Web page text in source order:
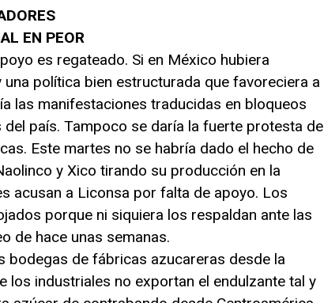
EN PEOR
es regateado. Si en México hubiera
política bien estructurada que favoreciera a
las manifestaciones traducidas en bloqueos
país. Tampoco se daría la fuerte protesta de
Este martes no se habría dado el hecho de
y Xico tirando su producción en la
acusan a Liconsa por falta de apoyo. Los
porque ni siquiera los respaldan ante las
de hace unas semanas.
bodegas de fábricas azucareras desde la
los industriales no exportan el endulzante tal y